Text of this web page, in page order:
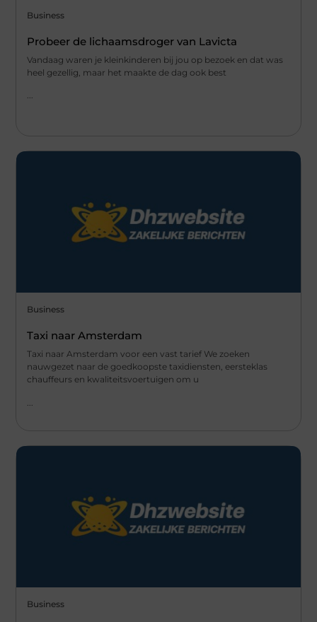
Business
Probeer de lichaamsdroger van Lavicta
Vandaag waren je kleinkinderen bij jou op bezoek en dat was
heel gezellig, maar het maakte de dag ook best
...
Business
Taxi naar Amsterdam
Taxi naar Amsterdam voor een vast tarief We zoeken
nauwgezet naar de goedkoopste taxidiensten, eersteklas
chauffeurs en kwaliteitsvoertuigen om u
Business